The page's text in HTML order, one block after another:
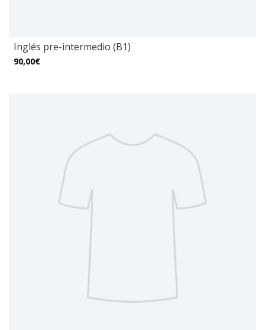
Inglés pre-intermedio (B1)
90,00€